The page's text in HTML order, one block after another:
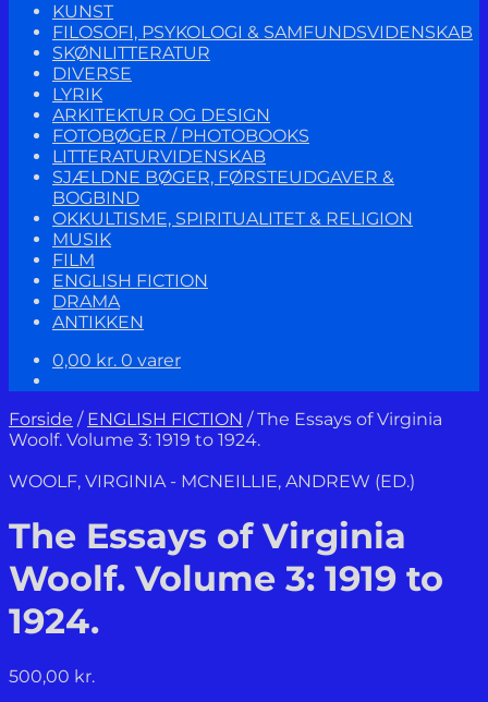
KUNST
FILOSOFI, PSYKOLOGI & SAMFUNDSVIDENSKAB
SKØNLITTERATUR
DIVERSE
LYRIK
ARKITEKTUR OG DESIGN
FOTOBØGER / PHOTOBOOKS
LITTERATURVIDENSKAB
SJÆLDNE BØGER, FØRSTEUDGAVER &
BOGBIND
OKKULTISME, SPIRITUALITET & RELIGION
MUSIK
FILM
ENGLISH FICTION
DRAMA
ANTIKKEN
0,00 kr. 0 varer
Forside / ENGLISH FICTION /The Essays of Virginia
Woolf. Volume 3: 1919 to 1924.
WOOLF, VIRGINIA - MCNEILLIE, ANDREW (ED.)
The Essays of Virginia
Woolf. Volume 3: 1919 to
1924.
500,00 kr.